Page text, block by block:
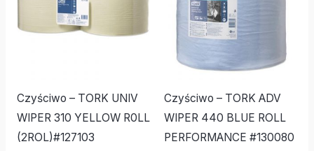
Czyściwo – TORK UNIV
WIPER 310 YELLOW R0LL
(2ROL)#127103
Czyściwo – TORK ADV
WIPER 440 BLUE ROLL
PERFORMANCE #130080